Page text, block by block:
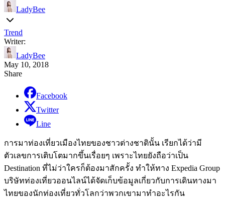
LadyBee
Trend
Writer:
LadyBee
May 10, 2018
Share
Facebook
Twitter
Line
การมาท่องเที่ยวเมืองไทยของชาวต่างชาตินั้น เรียกได้ว่ามี
ตัวเลขการเติบโตมากขึ้นเรื่อยๆ เพราะไทยยังถือว่าเป็น
Destination ที่ไม่ว่าใครก็ต้องมาสักครั้ง ทำให้ทาง Expedia Group
บริษัทท่องเที่ยวออนไลน์ได้จัดเก็บข้อมูลเกี่ยวกับการเดินทางมา
ไทยของนักท่องเที่ยวทั่วโลกว่าพวกเขามาทำอะไรกัน